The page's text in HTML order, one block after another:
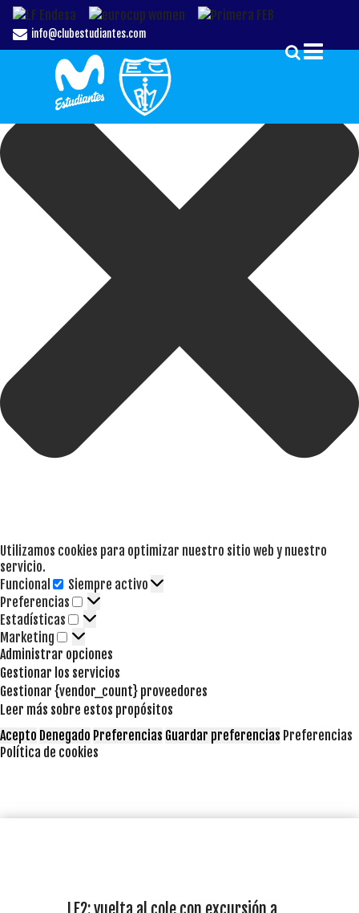
Gestionar el Consentimiento de las Cookies
Utilizamos cookies para optimizar nuestro sitio web y nuestro
servicio.
Funcional
Funcional
Siempre activo
Preferencias
Preferencias
Estadísticas Estadísticas
Marketing Marketing
Administrar opciones
Gestionar los servicios
Gestionar {vendor_count} proveedores
Leer más sobre estos propósitos
Acepto Denegado Preferencias Guardar preferencias Preferencias
Política de cookies
info@clubestudiantes.com